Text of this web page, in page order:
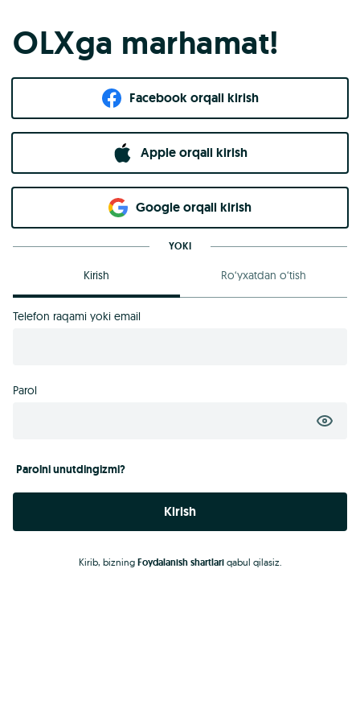
OLXga marhamat!
Facebook orqali kirish​
Apple orqali kirish
Goo​g​le orqali kirish
YOKI
Kirish Ro‘yxatdan o‘tish
Telefon raqami yoki email
Parol
Parolni unutdingizmi?
Kirish
Kirib, bizning Foydalanish shartlariqabul qilasiz.